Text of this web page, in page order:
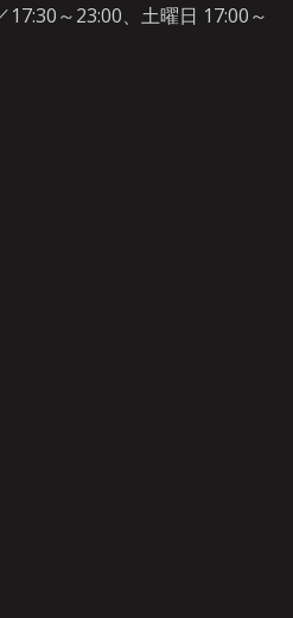
～23:00、土曜日 17:00～